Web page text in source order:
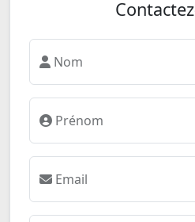
Nom
Prénom
Email